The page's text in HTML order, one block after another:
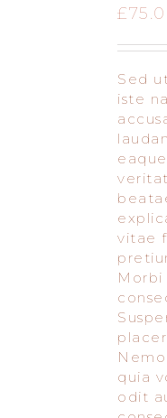
£
Sed
iste
vitae
Morbi
quia
odit